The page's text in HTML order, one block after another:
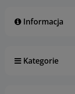
Informacja
Kategorie